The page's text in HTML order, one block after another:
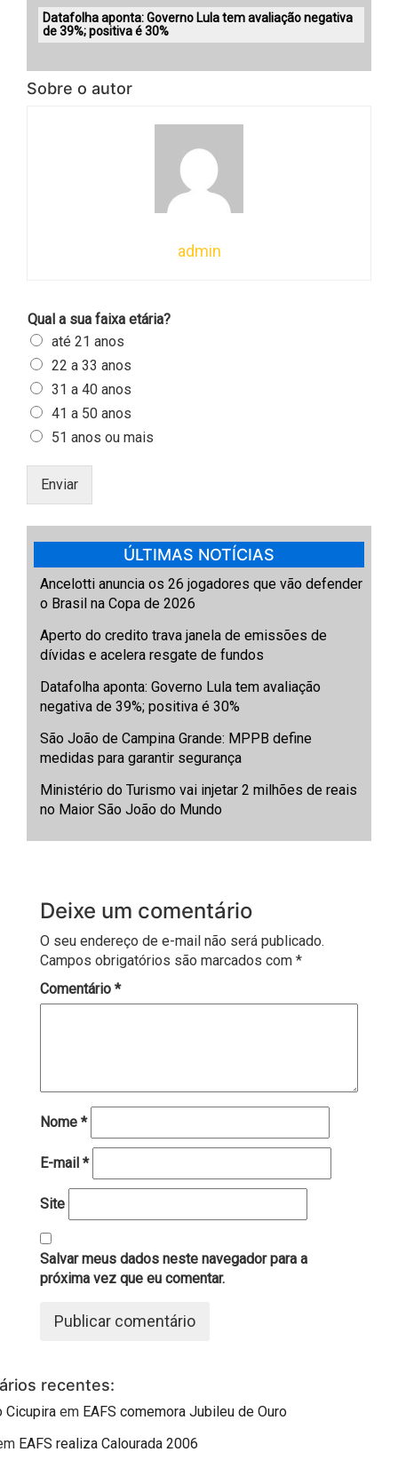
Datafolha aponta: Governo Lula tem avaliação negativa
de 39%; positiva é 30%
Sobre o autor
admin
Qual a sua faixa etária?
até 21 anos
22 a 33 anos
31 a 40 anos
41 a 50 anos
51 anos ou mais
Enviar
ÚLTIMAS NOTÍCIAS
Ancelotti anuncia os 26 jogadores que vão defender
o Brasil na Copa de 2026
Aperto do credito trava janela de emissões de
dívidas e acelera resgate de fundos
Datafolha aponta: Governo Lula tem avaliação
negativa de 39%; positiva é 30%
São João de Campina Grande: MPPB define
medidas para garantir segurança
Ministério do Turismo vai injetar 2 milhões de reais
no Maior São João do Mundo
Deixe um comentário
O seu endereço de e-mail não será publicado.
Campos obrigatórios são marcados com *
Comentário *
Nome *
E-mail *
Site
Salvar meus dados neste navegador para a
próxima vez que eu comentar.
recentes:
Cicupira em EAFS comemora Jubileu de Ouro
EAFS realiza Calourada 2006